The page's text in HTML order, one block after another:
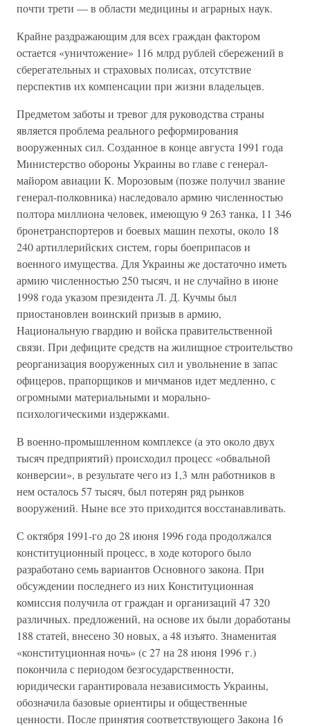
почти трети — в области медицины и аграрных наук.
Крайне раздражающим для всех граждан фактором
остается «уничтожение» 116 млрд рублей сбережений в
сберегательных и страховых полисах, отсутствие
перспектив их компенсации при жизни владельцев.
Предметом заботы и тревог для руководства страны
является проблема реального реформирования
вооруженных сил. Созданное в конце августа 1991 года
Министерство обороны Украины во главе с генерал-
майором авиации К. Морозовым (позже получил звание
генерал-полковника) наследовало армию численностью
полтора миллиона человек, имеющую 9 263 танка, 11 346
бронетранспортеров и боевых машин пехоты, около 18
240 артиллерийских систем, горы боеприпасов и
военного имущества. Для Украины же достаточно иметь
армию численностью 250 тысяч, и не случайно в июне
1998 года указом президента Л. Д. Кучмы был
приостановлен воинский призыв в армию,
Национальную гвардию и войска правительственной
связи. При дефиците средств на жилищное строительство
реорганизация вооруженных сил и увольнение в запас
офицеров, прапорщиков и мичманов идет медленно, с
огромными материальными и морально-
психологическими издержками.
В военно-промышленном комплексе (а это около двух
тысяч предприятий) происходил процесс «обвальной
конверсии», в результате чего из 1,3 млн работников в
нем осталось 57 тысяч, был потерян ряд рынков
вооружений. Ныне все это приходится восстанавливать.
С октября 1991-го до 28 июня 1996 года продолжался
конституционный процесс, в ходе которого было
разработано семь вариантов Основного закона. При
обсуждении последнего из них Конституционная
комиссия получила от граждан и организаций 47 320
различных. предложений, на основе их были доработаны
188 статей, внесено 30 новых, а 48 изъято. Знаменитая
«конституционная ночь» (с 27 на 28 июня 1996 г.)
покончила с периодом безгосударственности,
юридически гарантировала независимость Украины,
обозначила базовые ориентиры и общественные
ценности. После принятия соответствующего Закона 16